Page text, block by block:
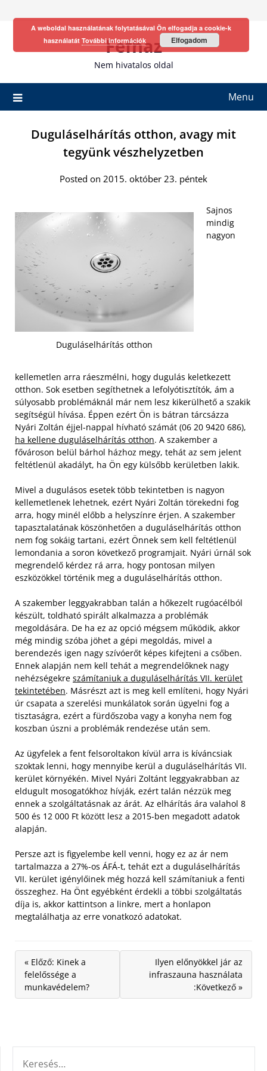
Fefhaz
Nem hivatalos oldal
Menu
Duguláselhárítás otthon, avagy mit
tegyünk vészhelyzetben
Posted on 2015. október 23. péntek
Duguláselhárítás otthon
Sajnos
mindig
nagyon
kellemetlen arra ráeszmélni, hogy dugulás keletkezett
otthon. Sok esetben segíthetnek a lefolyótisztítók, ám a
súlyosabb problémáknál már nem lesz kikerülhető a szakik
segítségül hívása. Éppen ezért Ön is bátran tárcsázza
Nyári Zoltán éjjel-nappal hívható számát (06 20 9420 686),
ha kellene duguláselhárítás otthon. A szakember a
fővároson belül bárhol házhoz megy, tehát az sem jelent
feltétlenül akadályt, ha Ön egy külsőbb kerületben lakik.
Mivel a dugulásos esetek több tekintetben is nagyon
kellemetlenek lehetnek, ezért Nyári Zoltán törekedni fog
arra, hogy minél előbb a helyszínre érjen. A szakember
tapasztalatának köszönhetően a duguláselhárítás otthon
nem fog sokáig tartani, ezért Önnek sem kell feltétlenül
lemondania a soron következő programjait. Nyári úrnál sok
megrendelő kérdez rá arra, hogy pontosan milyen
eszközökkel történik meg a duguláselhárítás otthon.
A szakember leggyakrabban talán a hőkezelt rugóacélból
készült, toldható spirált alkalmazza a problémák
megoldására. De ha ez az opció mégsem működik, akkor
még mindig szóba jöhet a gépi megoldás, mivel a
berendezés igen nagy szívóerőt képes kifejteni a csőben.
Ennek alapján nem kell tehát a megrendelőknek nagy
nehézségekre számítaniuk a duguláselhárítás VII. kerület
tekintetében. Másrészt azt is meg kell említeni, hogy Nyári
úr csapata a szerelési munkálatok során ügyelni fog a
tisztaságra, ezért a fürdőszoba vagy a konyha nem fog
koszban úszni a problémák rendezése után sem.
Az ügyfelek a fent felsoroltakon kívül arra is kíváncsiak
szoktak lenni, hogy mennyibe kerül a duguláselhárítás VII.
kerület környékén. Mivel Nyári Zoltánt leggyakrabban az
eldugult mosogatókhoz hívják, ezért talán nézzük meg
ennek a szolgáltatásnak az árát. Az elhárítás ára valahol 8
500 és 12 000 Ft között lesz a 2015-ben megadott adatok
alapján.
Persze azt is figyelembe kell venni, hogy ez az ár nem
tartalmazza a 27%-os ÁFÁ-t, tehát ezt a duguláselhárítás
VII. kerület igénylőinek még hozzá kell számítaniuk a fenti
összeghez. Ha Önt egyébként érdekli a többi szolgáltatás
díja is, akkor kattintson a linkre, mert a honlapon
megtalálhatja az erre vonatkozó adatokat.
« Előző: Kinek a
felelőssége a
munkavédelem?
Ilyen előnyökkel jár az
infraszauna használata
:Következő »
A weboldal használatának folytatásával Ön elfogadja a cookie-k
használatát További információk Elfogadom